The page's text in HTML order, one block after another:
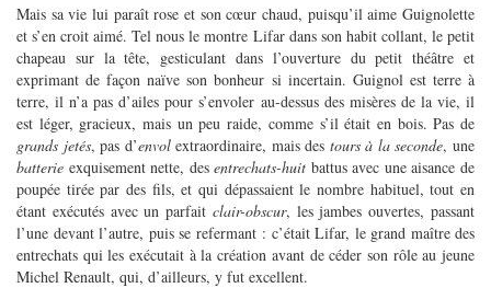
Mais sa vie lui paraît rose et son cœur chaud, puisqu’il aime Guignolette
et s’en croit aimé. Tel nous le montre Lifar dans son habit collant, le petit
chapeau sur la tête, gesticulant dans l’ouverture du petit théâtre et
exprimant de façon naïve son bonheur si incertain. Guignol est terre à
terre, il n’a pas d’ailes pour s’envoler au-dessus des misères de la vie, il
est léger, gracieux, mais un peu raide, comme s’il était en bois. Pas de
grands jetés, pas d’envolextraordinaire, mais des tours à la seconde, une
batterie exquisement nette, desentrechats-huit battus avec une aisance de
poupée tirée par des fils, et qui dépassaient le nombre habituel, tout en
étant exécutés avec un parfait clair-obscur, les jambes ouvertes, passant
l’une devant l’autre, puis se refermant : c’était Lifar, le grand maître des
entrechats qui les exécutait à la création avant de céder son rôle au jeune
Michel Renault, qui, d’ailleurs, y fut excellent.